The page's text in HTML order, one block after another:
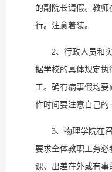
的副院长请假。教
行。注意着装。
2、行政人员和实
据学校的具体规定
工。确有病事假均
作时间要注意自己的
3、物理学院在召
要求全体教职工务
课、出差在外或有